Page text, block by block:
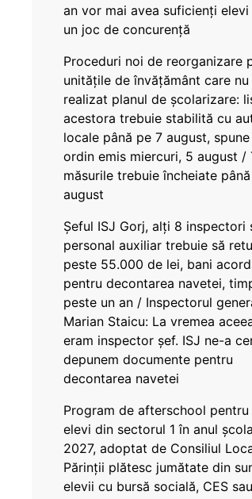
an vor mai avea suficienți elevi
un joc de concurență
Proceduri noi de reorganizare
unitățile de învățământ care nu
realizat planul de școlarizare:
acestora trebuie stabilită cu
locale până pe 7 august,
ordin emis miercuri, 5 august /
măsurile trebuie încheiate
august
Șeful ISJ Gorj, alți 8 inspectori
personal auxiliar trebuie să
peste 55.000 de lei, bani
pentru decontarea navetei,
peste un an / Inspectorul
Marian Staicu: La vremea
eram inspector șef. ISJ ne-a
depunem documente pentru
decontarea navetei
Program de afterschool pentru
elevi din sectorul 1 în anul
2027, adoptat de Consiliul
Părinții plătesc jumătate din
elevii cu bursă socială, CES